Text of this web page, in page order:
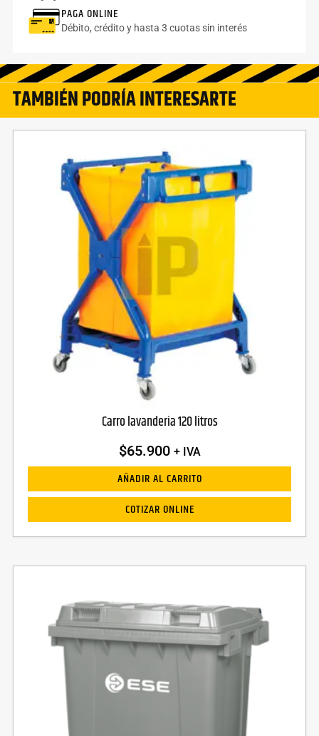
PAGA ONLINE
Débito, crédito y hasta 3 cuotas sin interés
TAMBIÉN PODRÍA INTERESARTE
Carro lavanderia 120 litros
$65.900 + IVA
AÑADIR AL CARRITO
COTIZAR ONLINE